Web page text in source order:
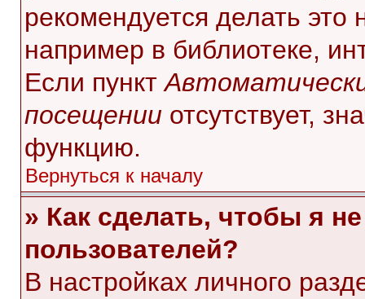
рекомендуется делать
например в библиотеке,
Если пункт
посещении отсутствует,
функцию.
Вернуться к началу
» Как сделать, чтобы я
пользователей?
В настройках личного